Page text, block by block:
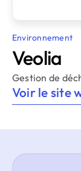
Environnement
Veolia
Gestion de
Voir le site